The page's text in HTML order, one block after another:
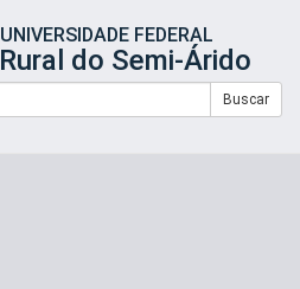
UNIVERSIDADE FEDERAL
Rural do Semi-Árido
Buscar